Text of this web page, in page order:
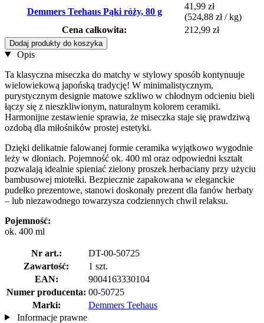
Demmers Teehaus Pąki róży, 80 g
41,99 zł
(524,88 zł / kg)
Cena całkowita:
212,99 zł
Dodaj produkty do koszyka
Opis
Ta klasyczna miseczka do matchy w stylowy sposób kontynuuje
wielowiekową japońską tradycję! W minimalistycznym,
purystycznym designie matowe szkliwo w chłodnym odcieniu bieli
łączy się z nieszkliwionym, naturalnym kolorem ceramiki.
Harmonijne zestawienie sprawia, że miseczka staje się prawdziwą
ozdobą dla miłośników prostej estetyki.
Dzięki delikatnie falowanej formie ceramika wyjątkowo wygodnie
leży w dłoniach. Pojemność ok. 400 ml oraz odpowiedni kształt
pozwalają idealnie spieniać zielony proszek herbaciany przy użyciu
bambusowej miotełki. Bezpiecznie zapakowana w eleganckie
pudełko prezentowe, stanowi doskonały prezent dla fanów herbaty
– lub niezawodnego towarzysza codziennych chwil relaksu.
Pojemność:
ok. 400 ml
Nr art.:
DT-00-50725
Zawartość:
1 szt.
EAN:
9004163330104
Numer producenta: 00-50725
Marki:
Demmers Teehaus
Informacje prawne